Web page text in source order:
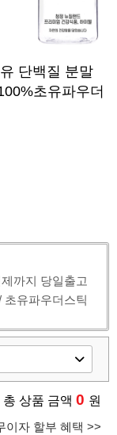
단백질 분말
초유파우더
까지 당일출고
초유파우더스틱
총 상품 금액 0 원
이자 할부 혜택 >>